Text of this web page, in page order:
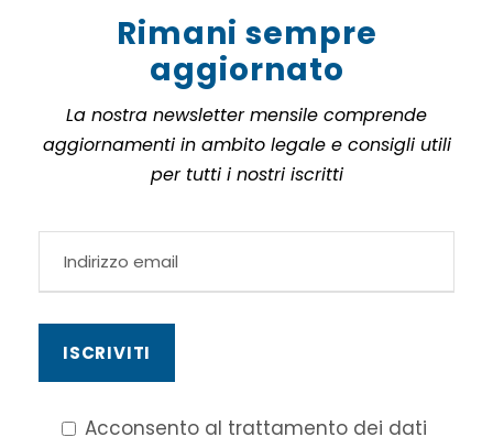
Rimani sempre
aggiornato
La nostra newsletter mensile comprende
aggiornamenti in ambito legale e consigli utili
per tutti i nostri iscritti
Acconsento al trattamento dei dati